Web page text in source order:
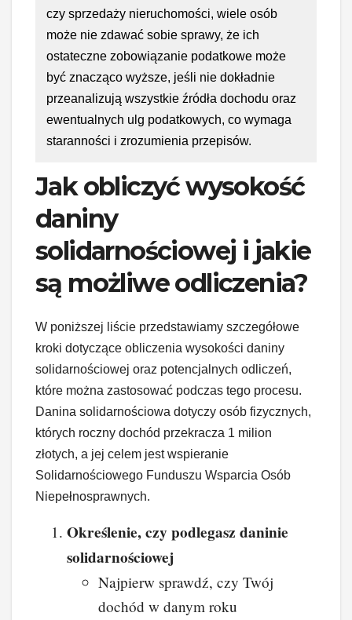
czy sprzedaży nieruchomości, wiele osób
może nie zdawać sobie sprawy, że ich
ostateczne zobowiązanie podatkowe może
być znacząco wyższe, jeśli nie dokładnie
przeanalizują wszystkie źródła dochodu oraz
ewentualnych ulg podatkowych, co wymaga
staranności i zrozumienia przepisów.
Jak obliczyć wysokość
daniny
solidarnościowej i jakie
są możliwe odliczenia?
W poniższej liście przedstawiamy szczegółowe
kroki dotyczące obliczenia wysokości daniny
solidarnościowej oraz potencjalnych odliczeń,
które można zastosować podczas tego procesu.
Danina solidarnościowa dotyczy osób fizycznych,
których roczny dochód przekracza 1 milion
złotych, a jej celem jest wspieranie
Solidarnościowego Funduszu Wsparcia Osób
Niepełnosprawnych.
Określenie, czy podlegasz daninie
solidarnościowej
Najpierw sprawdź, czy Twój
dochód w danym roku